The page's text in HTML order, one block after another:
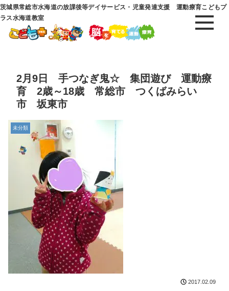
茨城県常総市水海道の放課後等デイサービス・児童発達支援 運動療育こどもプ
ラス水海道教室
2月9日 手つなぎ鬼☆ 集団遊び 運動療
育 2歳～18歳 常総市 つくばみらい
市 坂東市
未分類
2017.02.09